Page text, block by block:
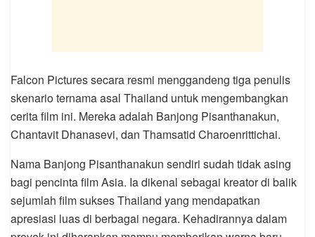
Falcon Pictures secara resmi menggandeng tiga penulis
skenario ternama asal Thailand untuk mengembangkan
cerita film ini. Mereka adalah Banjong Pisanthanakun,
Chantavit Dhanasevi, dan Thamsatid Charoenrittichai.
Nama Banjong Pisanthanakun sendiri sudah tidak asing
bagi pencinta film Asia. Ia dikenal sebagai kreator di balik
sejumlah film sukses Thailand yang mendapatkan
apresiasi luas di berbagai negara. Kehadirannya dalam